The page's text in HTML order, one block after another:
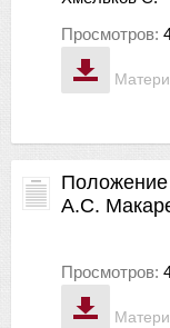
Просмотров:
А.С.
Просмотров: